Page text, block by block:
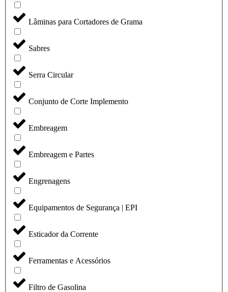
Lâminas para Cortadores de Grama
Sabres
Serra Circular
Conjunto de Corte Implemento
Embreagem
Embreagem e Partes
Engrenagens
Equipamentos de Segurança | EPI
Esticador da Corrente
Ferramentas e Acessórios
Filtro de Gasolina